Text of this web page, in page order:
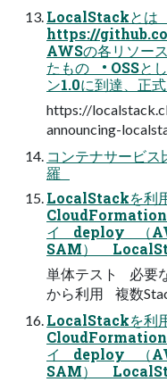
LocalStackとは
https://
AWSの各リソー
たもの • OSSと
ン1.0に到達、正
https://
announcing-
コンテナサービ
羅
LocalStackを利
CloudFormation
イ deploy （
SAM）
単体テスト 必要
から利用 複数
LocalStackを利
CloudFormation
イ deploy （
SAM）